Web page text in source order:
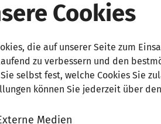
Cookies
die auf unserer Seite zum
zu verbessern und den
selbst fest, welche Cookies Sie
können Sie jederzeit über
Medien
Sie sich merken“, schrieb die
er als jüngster Teilnehmer und
Concours Reine
Sein klangfarbenreiches Spiel,
zeichnen den
Managementanfragen